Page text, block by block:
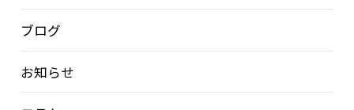
ブログ
お知らせ